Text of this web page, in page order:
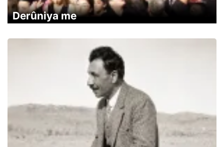
Derûniya me